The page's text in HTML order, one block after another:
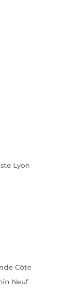
Lyon
Côte
Neuf